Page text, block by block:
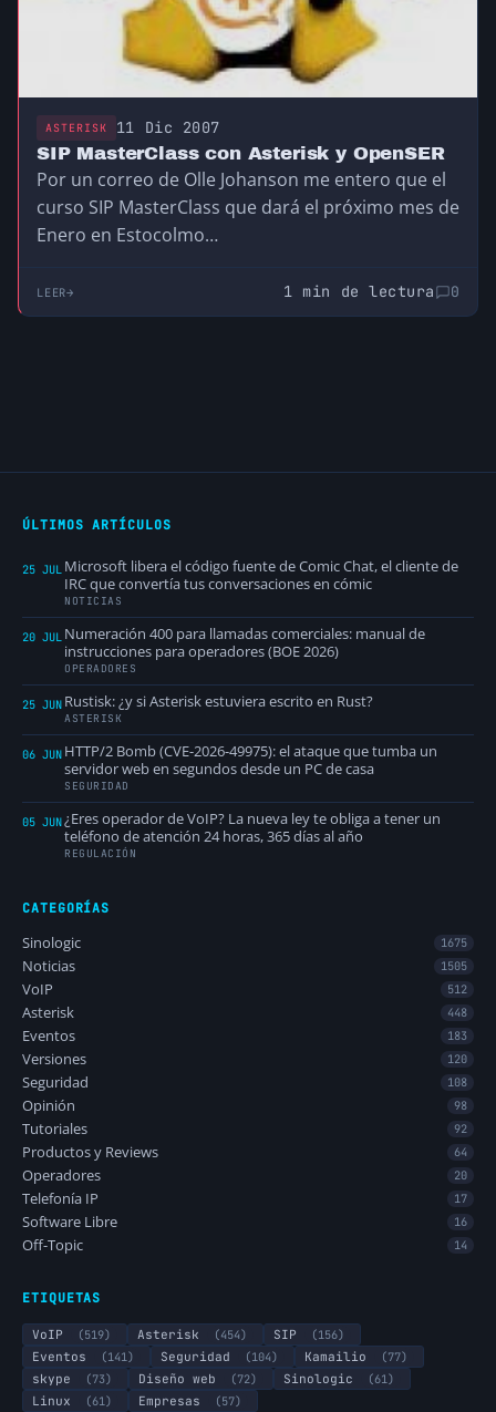
ASTERISK 11 Dic 2007
SIP MasterClass con Asterisk y OpenSER
Por un correo de Olle Johanson me entero que el
curso SIP MasterClass que dará el próximo mes de
Enero en Estocolmo…
LEER 1 min de lectura 0
ÚLTIMOS ARTÍCULOS
25 JUL Microsoft libera el código fuente de Comic Chat, el cliente de
IRC que convertía tus conversaciones en cómic
NOTICIAS
20 JUL Numeración 400 para llamadas comerciales: manual de
instrucciones para operadores (BOE 2026)
OPERADORES
25 JUN Rustisk: ¿y si Asterisk estuviera escrito en Rust?
ASTERISK
06 JUN HTTP/2 Bomb (CVE-2026-49975): el ataque que tumba un
servidor web en segundos desde un PC de casa
SEGURIDAD
05 JUN¿Eres operador de VoIP? La nueva ley te obliga a tener un
teléfono de atención 24 horas, 365 días al año
REGULACIÓN
CATEGORÍAS
Sinologic 1675
Noticias 1505
VoIP 512
Asterisk 448
Eventos 183
Versiones 120
Seguridad 108
Opinión 98
Tutoriales 92
Productos y Reviews 64
Operadores 20
Telefonía IP 17
Software Libre 16
Off-Topic 14
ETIQUETAS
VoIP (519) Asterisk (454) SIP
(156)
Eventos
(141) Seguridad (104) Kamailio
(77)
skype
(73) Diseño web (72) Sinologic
(61)
Linux
(61) Empresas (57)